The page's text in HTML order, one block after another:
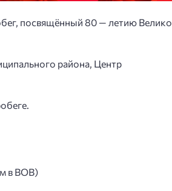
посвящённый 80 — летию
района, Центр
в ВОВ)